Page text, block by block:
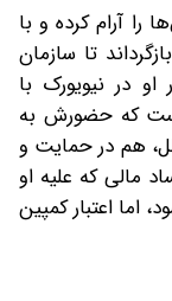
آرام کرده و با
تا سازمان
در نیویورک با
که حضورش به
هم در حمایت و
مالی که علیه او
اعتبار کمپین